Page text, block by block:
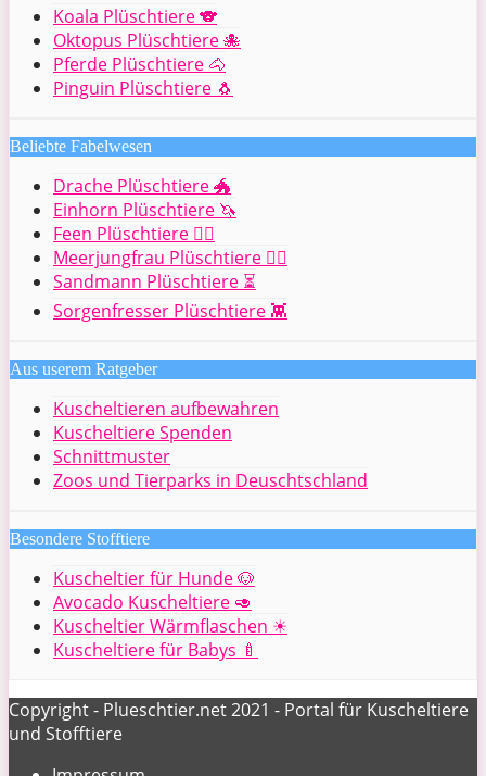
Koala Plüschtiere 🐨
Oktopus Plüschtiere 🐙
Pferde Plüschtiere 🐴
Pinguin Plüschtiere 🐧
Beliebte Fabelwesen
Drache Plüschtiere 🐲
Einhorn Plüschtiere 🦄
Feen Plüschtiere 🧚‍♀️
Meerjungfrau Plüschtiere 🧜‍♀️
Sandmann Plüschtiere ⏳
Sorgenfresser Plüschtiere 👾
Aus userem Ratgeber
Kuscheltieren aufbewahren
Kuscheltiere Spenden
Schnittmuster
Zoos und Tierparks in Deuschtschland
Besondere Stofftiere
Kuscheltier für Hunde 🐶
Avocado Kuscheltiere 🥑
Kuscheltier Wärmflaschen ☀
Kuscheltiere für Babys 🍼
Copyright - Plueschtier.net 2021 - Portal für Kuscheltiere
und Stofftiere